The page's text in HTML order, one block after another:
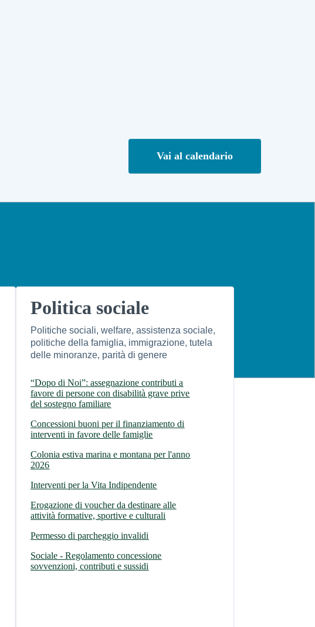
Vai al calendario
Politica sociale
Politiche sociali, welfare, assistenza sociale,
politiche della famiglia, immigrazione, tutela
delle minoranze, parità di genere
“Dopo di Noi”: assegnazione contributi a
favore di persone con disabilità grave prive
del sostegno familiare
Concessioni buoni per il finanziamento di
interventi in favore delle famiglie
Colonia estiva marina e montana per l'anno
2026
Interventi per la Vita Indipendente
Erogazione di voucher da destinare alle
attività formative, sportive e culturali
Permesso di parcheggio invalidi
Sociale - Regolamento concessione
sovvenzioni, contributi e sussidi